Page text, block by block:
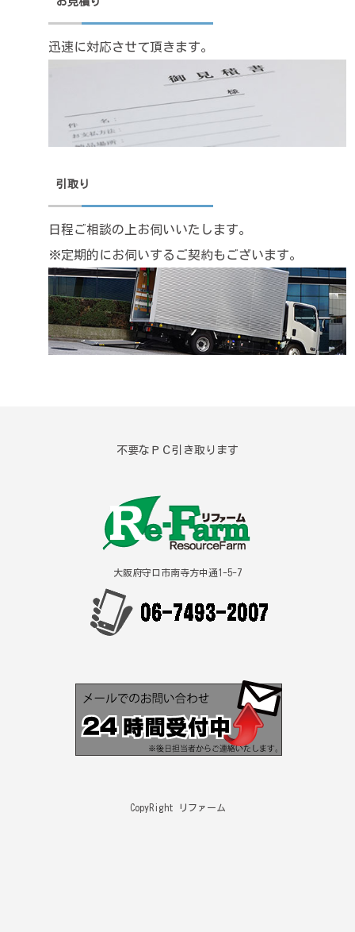
迅速に対応させて頂きます。
引取り
日程ご相談の上お伺いいたします。
※定期的にお伺いするご契約もございます。
不要なＰＣ引き取ります
大阪府守口市南寺方中通1-5-7
CopyRight リファーム